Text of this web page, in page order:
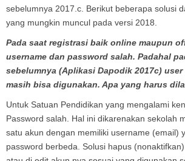
sebelumnya 2017.c. Berikut beberapa solusi
yang mungkin muncul pada versi 2018.
Pada saat registrasi baik online maupun
username dan password salah. Padahal
sebelumnya (Aplikasi Dapodik 2017c)
masih bisa digunakan. Apa yang harus
Untuk Satuan Pendidikan yang mengalami
Password salah. Hal ini dikarenakan sekolah
satu akun dengan memiliki username (email)
password berbeda. Solusi hapus